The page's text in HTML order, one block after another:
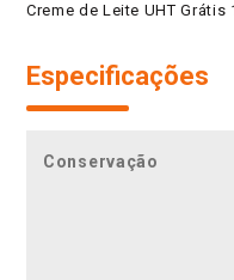
Creme de Leite UHT Grátis
Especificações
Conservação